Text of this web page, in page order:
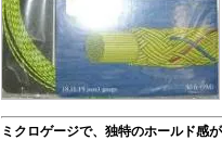
ミクロゲージで、独特のホールド感が